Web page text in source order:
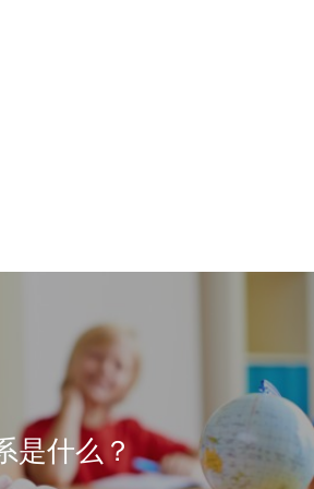
是什么？